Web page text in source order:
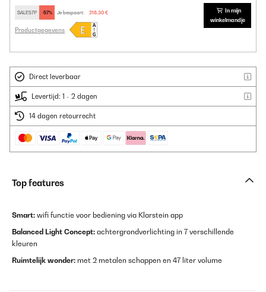
SALE57P -57% Je bespaart: 218,30 €
Productgegevens
In mijn
winkelmandje
Direct leverbaar
Levertijd: 1 - 2 dagen
14 dagen retourrecht
Top features
Smart: wifi functie voor bediening via Klarstein app
Balanced Light Concept: achtergrondverlichting in 7 verschillende
kleuren
Ruimtelijk wonder: met 2 metalen schappen en 47 liter volume